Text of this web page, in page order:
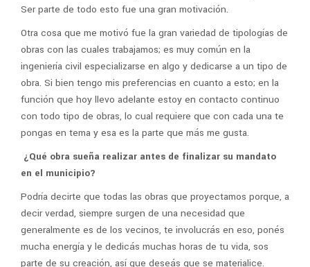
Ser parte de todo esto fue una gran motivación.
Otra cosa que me motivó fue la gran variedad de tipologías de
obras con las cuales trabajamos; es muy común en la
ingeniería civil especializarse en algo y dedicarse a un tipo de
obra. Si bien tengo mis preferencias en cuanto a esto; en la
función que hoy llevo adelante estoy en contacto continuo
con todo tipo de obras, lo cual requiere que con cada una te
pongas en tema y esa es la parte que más me gusta.
¿Qué obra sueña realizar antes de finalizar su mandato
en el municipio?
Podría decirte que todas las obras que proyectamos porque, a
decir verdad, siempre surgen de una necesidad que
generalmente es de los vecinos, te involucrás en eso, ponés
mucha energía y le dedicás muchas horas de tu vida, sos
parte de su creación, así que deseás que se materialice.